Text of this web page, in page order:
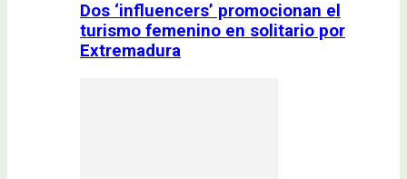
Dos ‘influencers’ promocionan el
turismo femenino en solitario por
Extremadura